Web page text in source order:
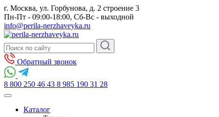
г. Москва, ул. Горбунова, д. 2 строение 3
Пн-Пт - 09:00-18:00, Сб-Вс - выходной
info@perila-nerzhaveyka.ru
Обратный звонок
8 800 250 46 43 8 985 190 31 28
Каталог